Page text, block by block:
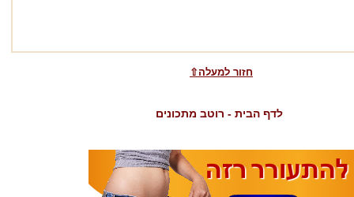
⇧חזור למעלה
לדף הבית - רוטב מתכונים